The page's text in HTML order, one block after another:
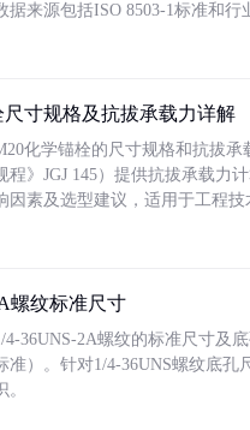
据来源包括ISO 8503-1标准和
寸规格及抗拔承载力详解
化学锚栓的尺寸规格和抗拔
程》JGJ 145）提供抗拔承载力
因素及选型建议，适用于工程技
螺纹标准尺寸
4-36UNS-2A螺纹的标准尺寸及
准）。针对1/4-36UNS螺纹底